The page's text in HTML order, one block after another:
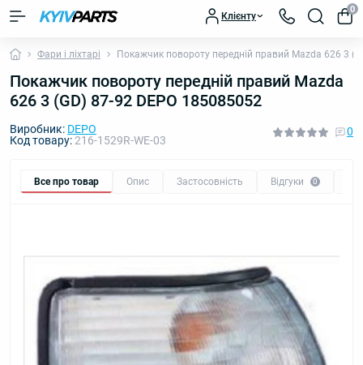
Клієнту
0
Фари і ліхтарі Покажчик повороту передній правий Mazda 626 3
Покажчик повороту передній правий Mazda
626 3 (GD) 87-92 DEPO 185085052
Виробник: DEPO
Код товару:216-1529R-WE-03
0
Все про товар Опис Застосовність Відгуки 0